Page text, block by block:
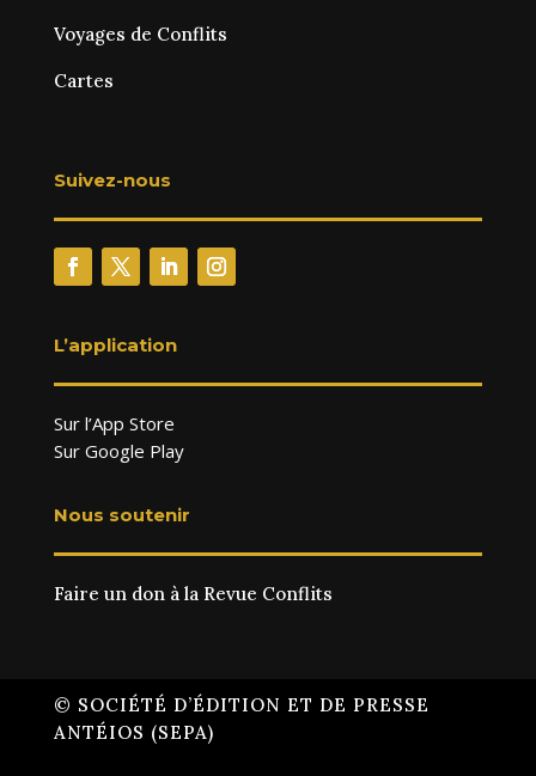
Voyages de Conflits
Cartes
Suivez-nous
L’application
Sur l’App Store
Sur Google Play
Nous soutenir
Faire un don à la Revue Conflits
© SOCIÉTÉ D’ÉDITION ET DE PRESSE
ANTÉIOS (SEPA)